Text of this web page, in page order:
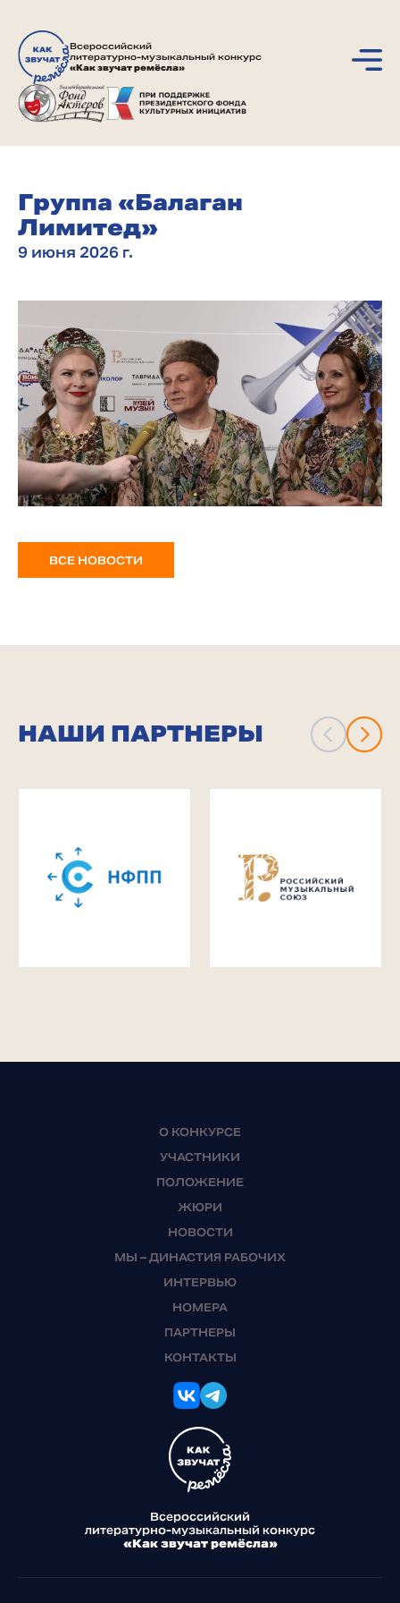
Всероссийский
литературно-музыкальный конкурс
«Как звучат ремёсла»
Группа «Балаган
Лимитед»
9 июня 2026 г.
ВСЕ НОВОСТИ
НАШИ ПАРТНЕРЫ
О КОНКУРСЕ
УЧАСТНИКИ
ПОЛОЖЕНИЕ
ЖЮРИ
НОВОСТИ
МЫ – ДИНАСТИЯ РАБОЧИХ
ИНТЕРВЬЮ
НОМЕРА
ПАРТНЕРЫ
КОНТАКТЫ
Всероссийский
литературно-музыкальный конкурс
«Как звучат ремёсла»